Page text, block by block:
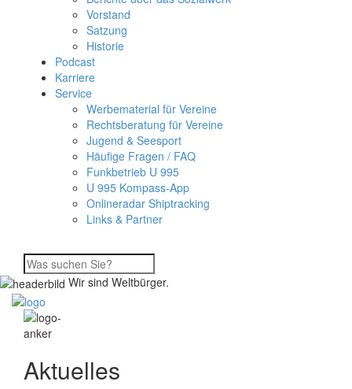
Vorstand
Satzung
Historie
Podcast
Karriere
Service
Werbematerial für Vereine
Rechtsberatung für Vereine
Jugend & Seesport
Häufige Fragen / FAQ
Funkbetrieb U 995
U 995 Kompass-App
Onlineradar Shiptracking
Links & Partner
Wir sind Weltbürger.
Aktuelles